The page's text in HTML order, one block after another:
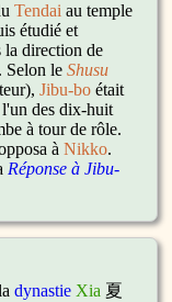
Tendai au temple
étudié et
la direction de
Selon leShusu
Jibu-boétait
des dix-huit
à tour de rôle.
àNikko.
Réponse à Jibu-
dynastie Xia 夏